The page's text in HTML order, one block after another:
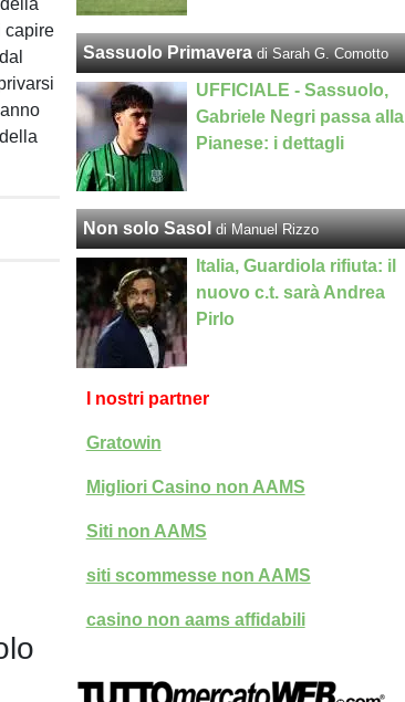
capire
Sassuolo Primavera di Sarah G. Comotto
UFFICIALE - Sassuolo,
Gabriele Negri passa alla
Pianese: i dettagli
Non solo Sasol di Manuel Rizzo
Italia, Guardiola rifiuta: il
nuovo c.t. sarà Andrea
Pirlo
I nostri partner
Gratowin
Migliori Casino non AAMS
Siti non AAMS
siti scommesse non AAMS
casino non aams affidabili